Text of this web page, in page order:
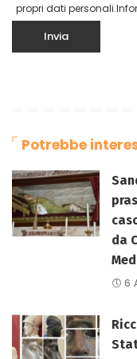
propri dati personali.
Potrebbe
da
6